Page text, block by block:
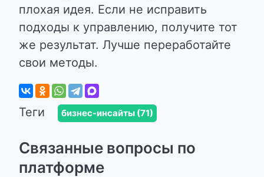
плохая идея. Если не исправить
подходы к управлению, получите тот
же результат. Лучше переработайте
свои методы.
Теги бизнес-инсайты (71)
Связанные вопросы по
платформе